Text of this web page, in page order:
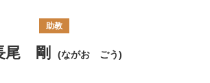
03-3342-6111
助教
尾 剛 (ながお ごう)